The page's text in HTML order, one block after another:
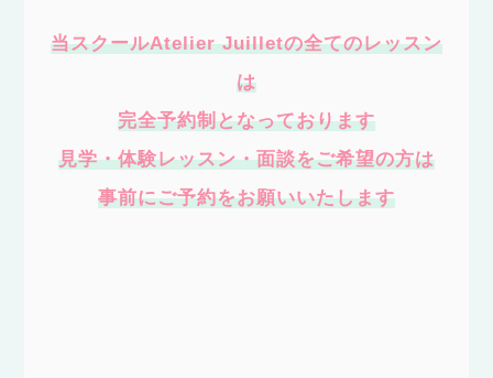
当スクールAtelier Juilletの全てのレッスン
は
完全予約制となっております
見学・体験レッスン・面談をご希望の方は
事前にご予約をお願いいたします